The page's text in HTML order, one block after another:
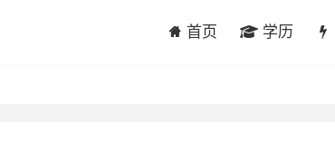
首页 学历